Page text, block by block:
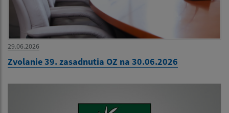
29.06.2026
Zvolanie 39. zasadnutia OZ na 30.06.2026